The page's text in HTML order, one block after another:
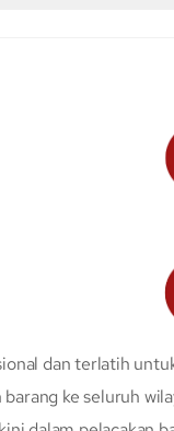
dan terlatih
ke seluruh